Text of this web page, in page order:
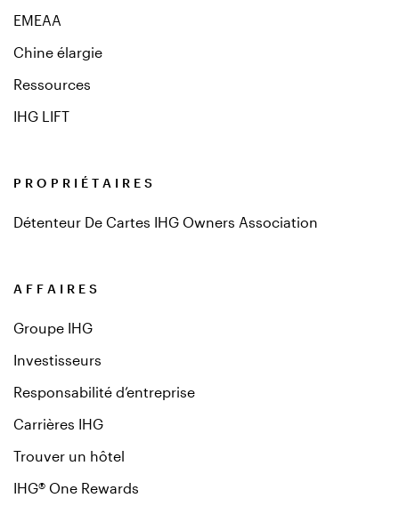
EMEAA
Chine élargie
Ressources
IHG LIFT
PROPRIÉTAIRES
Détenteur De Cartes IHG Owners Association
AFFAIRES
Groupe IHG
Investisseurs
Responsabilité d’entreprise
Carrières IHG
Trouver un hôtel
IHG® One Rewards